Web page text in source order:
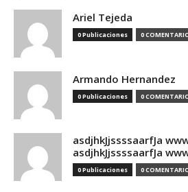
Ariel Tejeda
0 Publicaciones 0
Armando Hernandez
0 Publicaciones 0
asdjhkJjssssaarfJa
asdjhkJjssssaarfJa
0 Publicaciones 0